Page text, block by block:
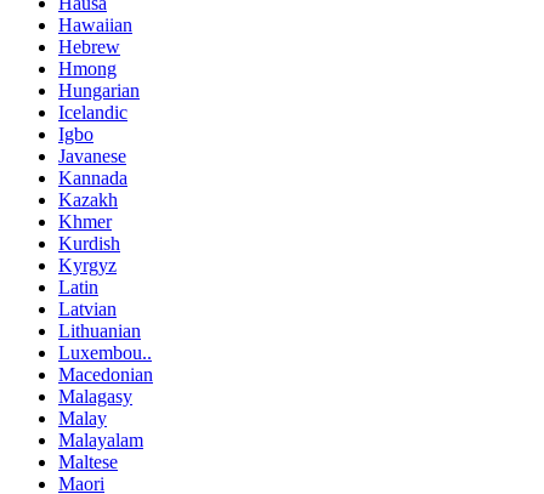
Hawaiian
Hebrew
Hmong
Hungarian
Icelandic
Igbo
Javanese
Kannada
Kazakh
Khmer
Kurdish
Kyrgyz
Latin
Latvian
Lithuanian
Luxembou..
Macedonian
Malagasy
Malay
Malayalam
Maltese
Maori